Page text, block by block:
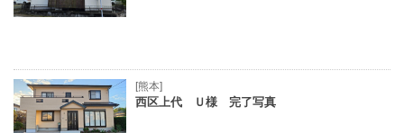
[熊本]
西区上代 Ｕ様 完了写真